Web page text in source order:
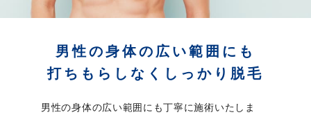
男性の身体の広い範囲にも
打ちもらしなくしっかり脱毛
男性の身体の広い範囲にも丁寧に施術いたしま